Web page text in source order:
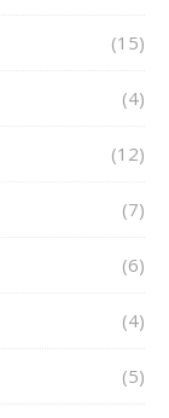
(15)
(4)
(12)
(7)
(6)
(4)
(5)